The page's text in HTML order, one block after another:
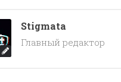
Stigmata
Главный редактор